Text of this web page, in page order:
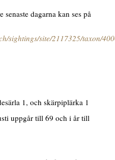
dagarna kan ses på
sightings/site/2117325/taxon/
1, och skärpiplärka 1
uppgår till 69 och i år till